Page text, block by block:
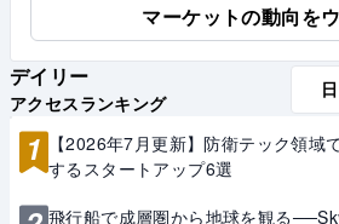
マーケットの動向を
デイリー
アクセスランキング
日
1
【2026年7月更新】防衛テック領域
するスタートアップ6選
飛行船で成層圏から地球を観る